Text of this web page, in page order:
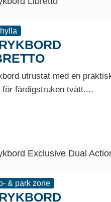
utrustat med en
för färdigstruken tvätt....
& park zone